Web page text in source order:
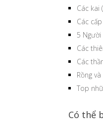
Các kai
Các
5
Các
Các
Rồng
Top
Có thể